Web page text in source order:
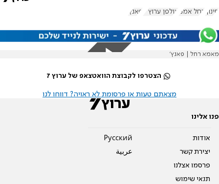
חינוך רחל אמנו אולפן ערוץ 7 פאנץ'
מאמא רחל | פאנץ׳
הצטרפו לקבוצת הוואטצאפ של ערוץ 7
מצאתם טעות או פרסומת לא ראויה? דווחו לנו
פנו אלינו
אודות
יצירת קשר
פרסמו אצלנו
תנאי שימוש
Pусский
عربية